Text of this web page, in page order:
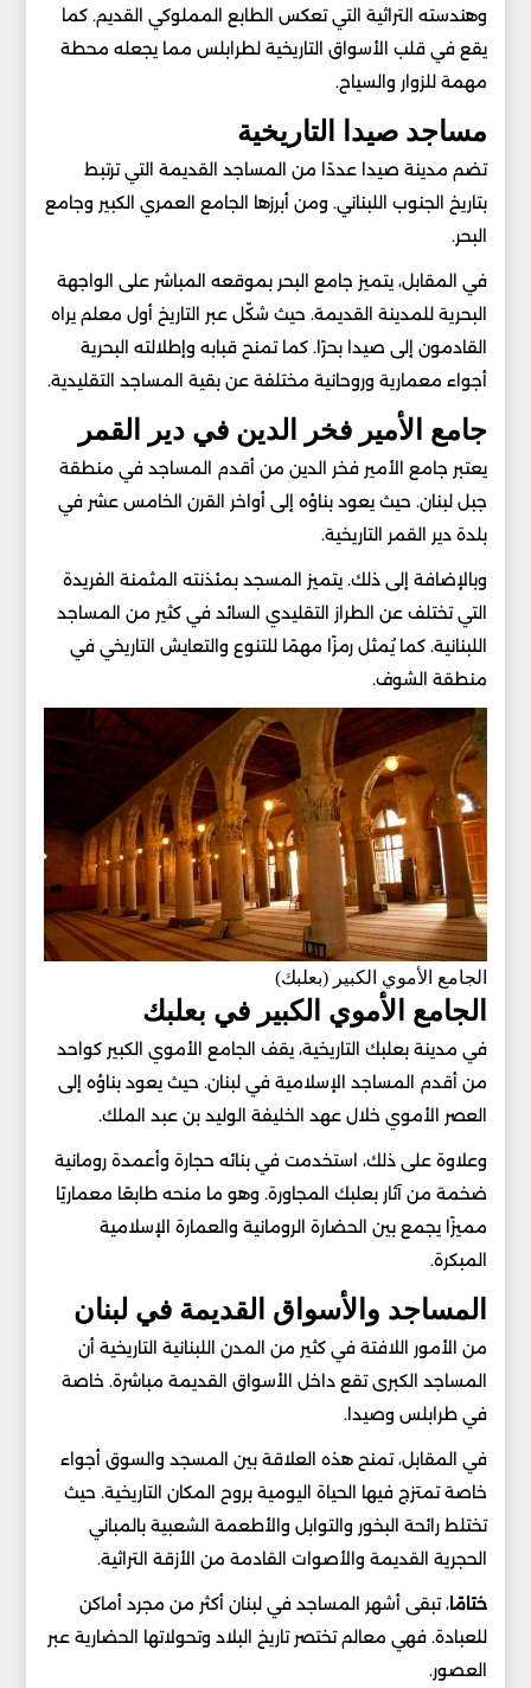
وهندسته التراثية التي تعكس الطابع المملوكي القديم. كما
يقع في قلب الأسواق التاريخية لطرابلس مما يجعله محطة
مهمة للزوار والسياح.
مساجد صيدا التاريخية
تضم مدينة صيدا عددًا من المساجد القديمة التي ترتبط
بتاريخ الجنوب اللبناني. ومن أبرزها الجامع العمري الكبير وجامع
البحر.
في المقابل، يتميز جامع البحر بموقعه المباشر على الواجهة
البحرية للمدينة القديمة. حيث شكّل عبر التاريخ أول معلم يراه
القادمون إلى صيدا بحرًا. كما تمنح قبابه وإطلالته البحرية
أجواء معمارية وروحانية مختلفة عن بقية المساجد التقليدية.
جامع الأمير فخر الدين في دير القمر
يعتبر جامع الأمير فخر الدين من أقدم المساجد في منطقة
جبل لبنان. حيث يعود بناؤه إلى أواخر القرن الخامس عشر في
بلدة دير القمر التاريخية.
وبالإضافة إلى ذلك. يتميز المسجد بمئذنته المثمنة الفريدة
التي تختلف عن الطراز التقليدي السائد في كثير من المساجد
اللبنانية. كما يُمثل رمزًا مهمًا للتنوع والتعايش التاريخي في
منطقة الشوف.
الجامع الأموي الكبير (بعلبك)
الجامع الأموي الكبير في بعلبك
في مدينة بعلبك التاريخية، يقف الجامع الأموي الكبير كواحد
من أقدم المساجد الإسلامية في لبنان. حيث يعود بناؤه إلى
العصر الأموي خلال عهد الخليفة الوليد بن عبد الملك.
وعلاوة على ذلك، استخدمت في بنائه حجارة وأعمدة رومانية
ضخمة من آثار بعلبك المجاورة. وهو ما منحه طابعًا معماريًا
مميزًا يجمع بين الحضارة الرومانية والعمارة الإسلامية
المبكرة.
المساجد والأسواق القديمة في لبنان
من الأمور اللافتة في كثير من المدن اللبنانية التاريخية أن
المساجد الكبرى تقع داخل الأسواق القديمة مباشرة. خاصة
في طرابلس وصيدا.
في المقابل، تمنح هذه العلاقة بين المسجد والسوق أجواء
خاصة تمتزج فيها الحياة اليومية بروح المكان التاريخية. حيث
تختلط رائحة البخور والتوابل والأطعمة الشعبية بالمباني
الحجرية القديمة والأصوات القادمة من الأزقة التراثية.
ختامًا، تبقى أشهر المساجد في لبنان أكثر من مجرد أماكن
للعبادة. فهي معالم تختصر تاريخ البلاد وتحولاتها الحضارية عبر
العصور.